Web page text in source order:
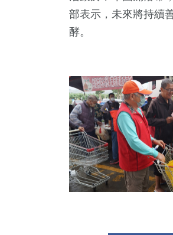
部表示，未來將持續
酵。
55 +
頭條